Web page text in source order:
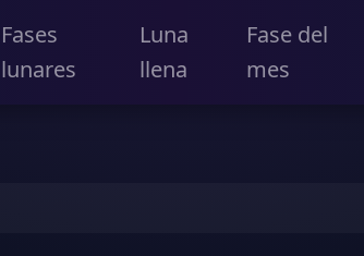
Fases
lunares
Luna
llena
Fase del
mes